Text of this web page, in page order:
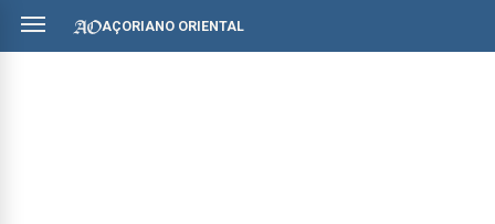
AÇORIANO ORIENTAL